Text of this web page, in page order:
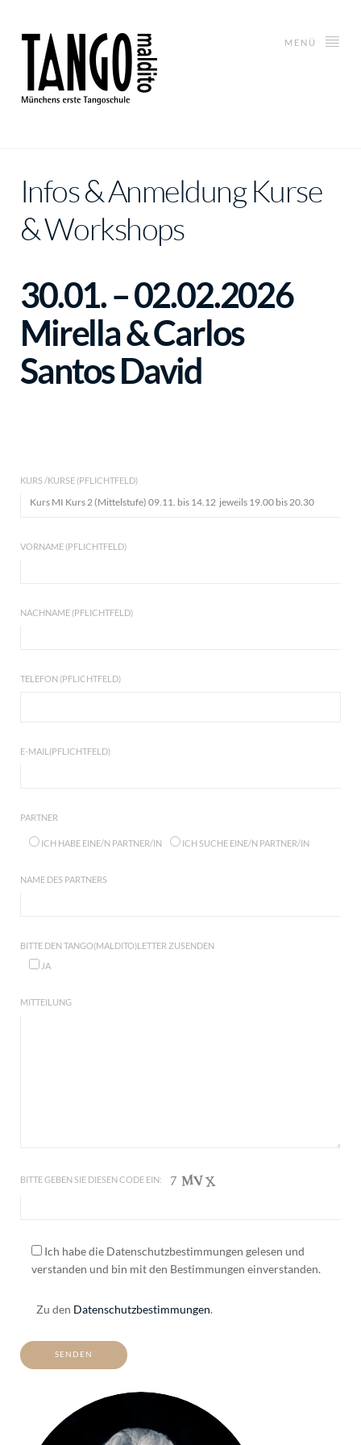
MENÜ
Infos & Anmeldung Kurse
& Workshops
30.01. – 02.02.2026
Mirella & Carlos
Santos David
KURS /KURSE (PFLICHTFELD)
VORNAME (PFLICHTFELD)
NACHNAME (PFLICHTFELD)
TELEFON (PFLICHTFELD)
E-MAIL(PFLICHTFELD)
PARTNER
ICH HABE EINE/N PARTNER/IN ICH SUCHE EINE/N PARTNER/IN
NAME DES PARTNERS
BITTE DEN TANGO(MALDITO)LETTER ZUSENDEN
JA
MITTEILUNG
BITTE GEBEN SIE DIESEN CODE EIN:
Ich habe die Datenschutzbestimmungen gelesen und
verstanden und bin mit den Bestimmungen einverstanden.
Zu den Datenschutzbestimmungen.